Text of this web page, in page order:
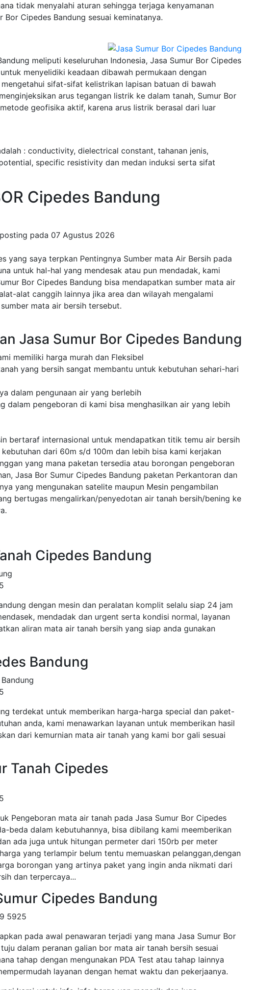
tidak menyalahi aturan sehingga terjaga kenyamanan
Bor Cipedes Bandung sesuai keminatanya.
meliputi keseluruhan Indonesia, Jasa Sumur Bor Cipedes
menyelidiki keadaan dibawah permukaan dengan
sifat-sifat kelistrikan lapisan batuan di bawah
arus tegangan listrik ke dalam tanah, Sumur Bor
geofisika aktif, karena arus listrik berasal dari luar
: conductivity, dielectrical constant, tahanan jenis,
specific resistivity dan medan induksi serta sifat
Cipedes Bandung
pada 07 Agustus 2026
yang saya terpkan Pentingnya Sumber mata Air Bersih pada
untuk hal-hal yang mendesak atau pun mendadak, kami
Bor Cipedes Bandung bisa mendapatkan sumber mata air
alat canggih lainnya jika area dan wilayah mengalami
mata air bersih tersebut.
Jasa Sumur Bor Cipedes Bandung
memiliki harga murah dan Fleksibel
yang bersih sangat membantu untuk kebutuhan sehari-hari
dalam pengunaan air yang berlebih
dalam pengeboran di kami bisa menghasilkan air yang lebih
bertaraf internasional untuk mendapatkan titik temu air bersih
dari 60m s/d 100m dan lebih bisa kami kerjakan
yang mana paketan tersedia atau borongan pengeboran
Jasa Bor Sumur Cipedes Bandung paketan Perkantoran dan
yang mengunakan satelite maupun Mesin pengambilan
bertugas mengalirkan/penyedotan air tanah bersih/bening ke
Cipedes Bandung
dengan mesin dan peralatan komplit selalu siap 24 jam
mendadak dan urgent serta kondisi normal, layanan
aliran mata air tanah bersih yang siap anda gunakan
Bandung
terdekat untuk memberikan harga-harga special dan paket-
anda, kami menawarkan layanan untuk memberikan hasil
dari kemurnian mata air tanah yang kami bor gali sesuai
Tanah Cipedes
Pengeboran mata air tanah pada Jasa Sumur Bor Cipedes
beda dalam kebutuhannya, bisa dibilang kami meemberikan
ada juga untuk hitungan permeter dari 150rb per meter
yang terlampir belum tentu memuaskan pelanggan,dengan
borongan yang artinya paket yang ingin anda nikmati dari
dan terpercaya...
Cipedes Bandung
5925
pada awal penawaran terjadi yang mana Jasa Sumur Bor
dalam peranan galian bor mata air tanah bersih sesuai
tahap dengan mengunakan PDA Test atau tahap lainnya
layanan dengan hemat waktu dan pekerjaanya.